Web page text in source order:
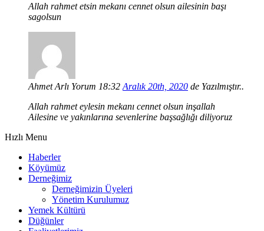
Allah rahmet etsin mekanı cennet olsun ailesinin başı
sagolsun
Ahmet Arlı Yorum 18:32 Aralık 20th, 2020 de Yazılmıştır..
Allah rahmet eylesin mekanı cennet olsun inşallah
Ailesine ve yakınlarına sevenlerine başsağlığı diliyoruz
Hızlı Menu
Haberler
Köyümüz
Derneğimiz
Derneğimizin Üyeleri
Yönetim Kurulumuz
Yemek Kültürü
Düğünler